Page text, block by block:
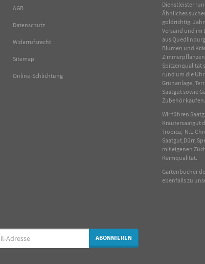
AGB
Datenschutz
Widerrufsrecht
Sitemap
Online-Schlichtung
Dienstleister
Ähnliches
goldrichtig.
Versand und im
aus
Blumen und
Zimmerpflanzen
Spitzenqualität
rund um die
Grünanlage,
Saatgut sowie
Zubehör kaufen.
Wir führen
Kräutersaatgut
Tropica,
Saatgut,Dürr,
mit eigenen
Keimqualität.
Gartenbücher
ebenfalls zu
ABONNIEREN